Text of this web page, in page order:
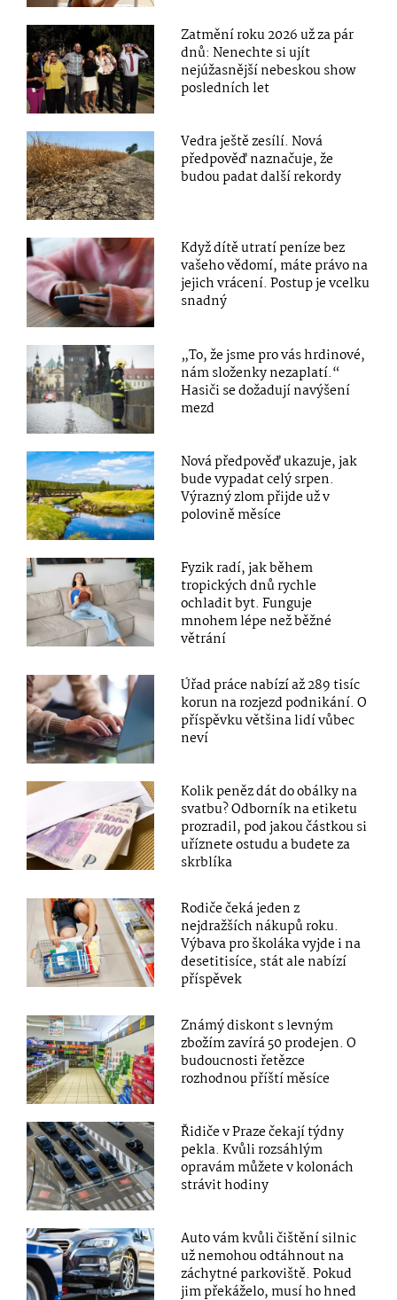
Zatmění roku 2026 už za pár
dnů: Nenechte si ujít
nejúžasnější nebeskou show
posledních let
Vedra ještě zesílí. Nová
předpověď naznačuje, že
budou padat další rekordy
Když dítě utratí peníze bez
vašeho vědomí, máte právo na
jejich vrácení. Postup je vcelku
snadný
„To, že jsme pro vás hrdinové,
nám složenky nezaplatí.“
Hasiči se dožadují navýšení
mezd
Nová předpověď ukazuje, jak
bude vypadat celý srpen.
Výrazný zlom přijde už v
polovině měsíce
Fyzik radí, jak během
tropických dnů rychle
ochladit byt. Funguje
mnohem lépe než běžné
větrání
Úřad práce nabízí až 289 tisíc
korun na rozjezd podnikání. O
příspěvku většina lidí vůbec
neví
Kolik peněz dát do obálky na
svatbu? Odborník na etiketu
prozradil, pod jakou částkou si
uříznete ostudu a budete za
skrblíka
Rodiče čeká jeden z
nejdražších nákupů roku.
Výbava pro školáka vyjde i na
desetitisíce, stát ale nabízí
příspěvek
Známý diskont s levným
zbožím zavírá 50 prodejen. O
budoucnosti řetězce
rozhodnou příští měsíce
Řidiče v Praze čekají týdny
pekla. Kvůli rozsáhlým
opravám můžete v kolonách
strávit hodiny
Auto vám kvůli čištění silnic
už nemohou odtáhnout na
záchytné parkoviště. Pokud
jim překáželo, musí ho hned